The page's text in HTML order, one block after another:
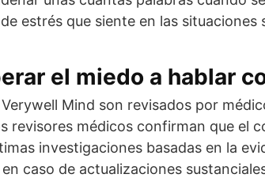
estrés que siente en las situaciones
el miedo a hablar
Mind son revisados por
revisores médicos confirman que el
investigaciones basadas en la
caso de actualizaciones